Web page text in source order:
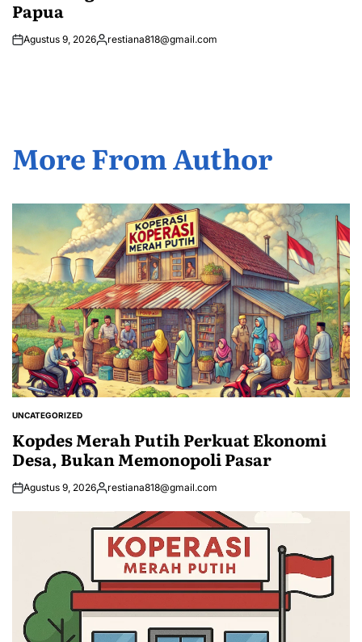
Papua
Agustus 9, 2026Posted
restiana818@gmail.com
More From Author
POSTED
UNCATEGORIZED
Kopdes Merah Putih Perkuat Ekonomi
Desa, Bukan Memonopoli Pasar
Agustus 9, 2026Posted
restiana818@gmail.com